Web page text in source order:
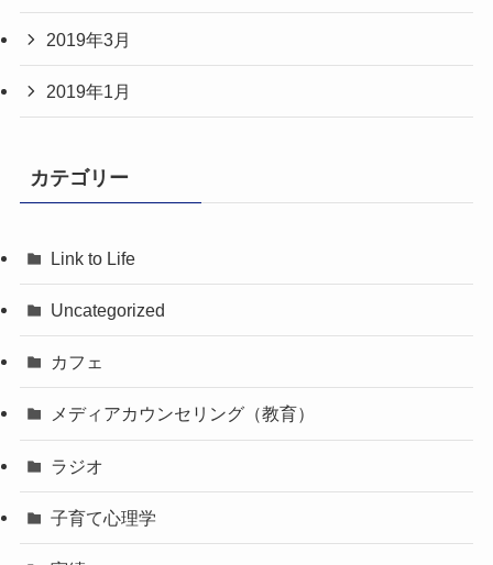
2019年3月
2019年1月
カテゴリー
Link to Life
Uncategorized
カフェ
メディアカウンセリング（教育）
ラジオ
子育て心理学